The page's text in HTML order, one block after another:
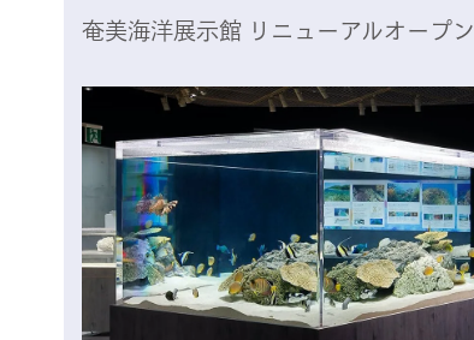
奄美海洋展示館 リニューアルオープン